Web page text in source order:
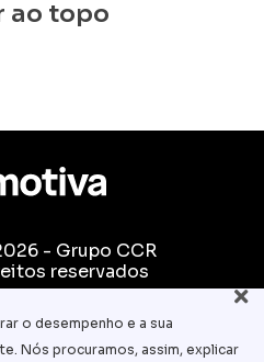
ao topo
- Grupo CCR
reservados
o desempenho e a sua
Nós procuramos, assim, explicar